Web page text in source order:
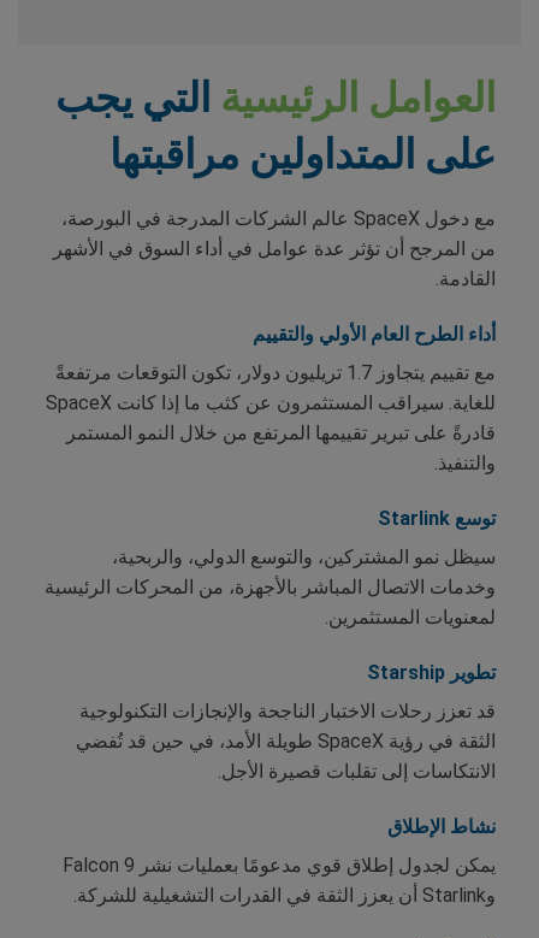
العوامل الرئيسية التي يجب
على المتداولين مراقبتها
مع دخول SpaceX عالم الشركات المدرجة في البورصة،
من المرجح أن تؤثر عدة عوامل في أداء السوق في الأشهر
القادمة.
أداء الطرح العام الأولي والتقييم
مع تقييم يتجاوز 1.7 تريليون دولار، تكون التوقعات مرتفعةً
للغاية. سيراقب المستثمرون عن كثب ما إذا كانت SpaceX
قادرةً على تبرير تقييمها المرتفع من خلال النمو المستمر
والتنفيذ.
توسع Starlink
سيظل نمو المشتركين، والتوسع الدولي، والربحية،
وخدمات الاتصال المباشر بالأجهزة، من المحركات الرئيسية
لمعنويات المستثمرين.
تطوير Starship
قد تعزز رحلات الاختبار الناجحة والإنجازات التكنولوجية
الثقة في رؤية SpaceX طويلة الأمد، في حين قد تُفضي
الانتكاسات إلى تقلبات قصيرة الأجل.
نشاط الإطلاق
يمكن لجدول إطلاق قوي مدعومًا بعمليات نشر Falcon 9
وStarlink أن يعزز الثقة في القدرات التشغيلية للشركة.